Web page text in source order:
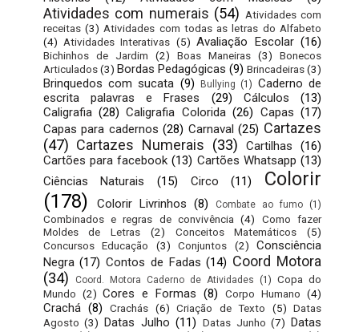
Atividades com numerais (54) Atividades com
receitas (3) Atividades com todas as letras do Alfabeto
(4) Atividades Interativas (5) Avaliação Escolar (16)
Bichinhos de Jardim (2) Boas Maneiras (3)
Bonecos
Articulados (3) Bordas Pedagógicas (9) Brincadeiras(3)
Brinquedos com sucata (9) Bullying (1) Caderno de
escrita palavras e Frases
(29) Cálculos
(13)
Caligrafia (28) Caligrafia Colorida (26) Capas (17)
Capas para cadernos (28) Carnaval (25) Cartazes
(47) Cartazes Numerais (33) Cartilhas
(16)
Cartões para facebook (13) Cartões Whatsapp (13)
Ciências Naturais
(15) Circo (11)
Colorir
(178)
Colorir Livrinhos (8) Combate ao fumo (1)
Combinados e regras de convivência (4)
Como fazer
Moldes de Letras
(2) Conceitos Matemáticos
(5)
Concursos Educação
(3) Conjuntos (2)
Consciência
Negra (17) Contos de Fadas (14) Coord Motora
(34)
Coord. Motora Caderno de Atividades (1) Copa do
Mundo (2) Cores e Formas (8) Corpo Humano (4)
Crachá (8) Crachás (6) Criação de Texto (5) Datas
Agosto (3) Datas Julho (11) Datas Junho (7) Datas